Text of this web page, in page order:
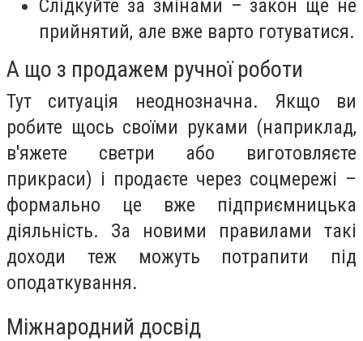
Слідкуйте за змінами – закон ще не
прийнятий, але вже варто готуватися.
А що з продажем ручної роботи
Тут ситуація неоднозначна. Якщо ви
робите щось своїми руками (наприклад,
в'яжете светри або виготовляєте
прикраси) і продаєте через соцмережі –
формально це вже підприємницька
діяльність. За новими правилами такі
доходи теж можуть потрапити під
оподаткування.
Міжнародний досвід